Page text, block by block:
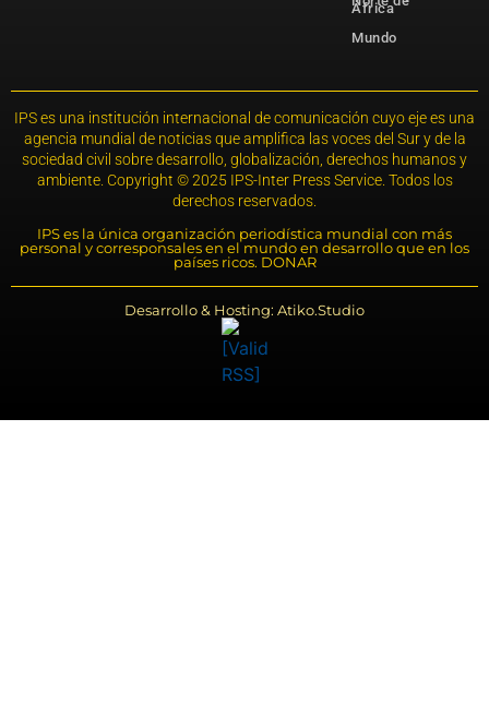
África
Mundo
IPS es una institución internacional de comunicación cuyo eje es una
agencia mundial de noticias que amplifica las voces del Sur y de la
sociedad civil sobre desarrollo, globalización, derechos humanos y
ambiente. Copyright © 2025 IPS-Inter Press Service. Todos los
derechos reservados.
IPS es la única organización periodística mundial con más
personal y corresponsales en el mundo en desarrollo que en los
países ricos. DONAR
Desarrollo & Hosting: Atiko.Studio